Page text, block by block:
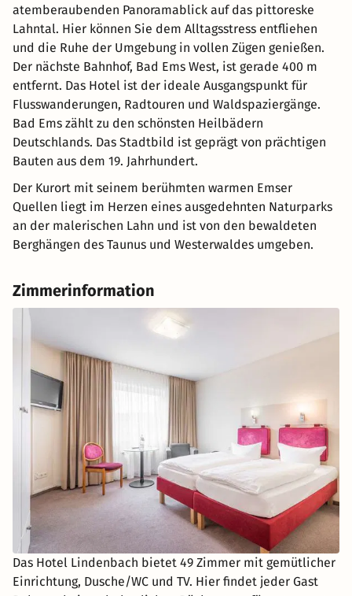
atemberaubenden Panoramablick auf das pittoreske
Lahntal. Hier können Sie dem Alltagsstress entfliehen
und die Ruhe der Umgebung in vollen Zügen genießen.
Der nächste Bahnhof, Bad Ems West, ist gerade 400 m
entfernt. Das Hotel ist der ideale Ausgangspunkt für
Flusswanderungen, Radtouren und Waldspaziergänge.
Bad Ems zählt zu den schönsten Heilbädern
Deutschlands. Das Stadtbild ist geprägt von prächtigen
Bauten aus dem 19. Jahrhundert.
Der Kurort mit seinem berühmten warmen Emser
Quellen liegt im Herzen eines ausgedehnten Naturparks
an der malerischen Lahn und ist von den bewaldeten
Berghängen des Taunus und Westerwaldes umgeben.
Zimmerinformation
Das Hotel Lindenbach bietet 49 Zimmer mit gemütlicher
Einrichtung, Dusche/WC und TV. Hier findet jeder Gast